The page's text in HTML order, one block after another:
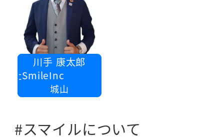
川手 康太郎
社SmileInc
城山
#スマイルについて